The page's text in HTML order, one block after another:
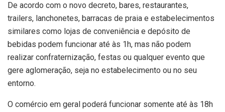
De acordo com o novo decreto, bares, restaurantes,
trailers, lanchonetes, barracas de praia e estabelecimentos
similares como lojas de conveniência e depósito de
bebidas podem funcionar até às 1h, mas não podem
realizar confraternização, festas ou qualquer evento que
gere aglomeração, seja no estabelecimento ou no seu
entorno.
O comércio em geral poderá funcionar somente até às 18h